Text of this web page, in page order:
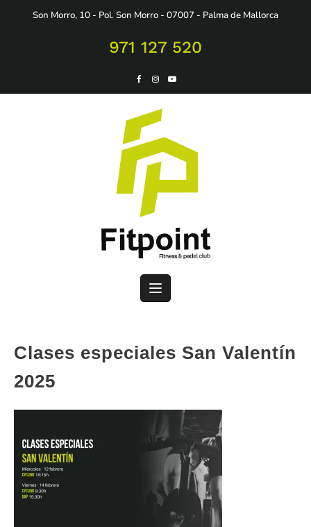
Son Morro, 10 - Pol. Son Morro - 07007 - Palma de Mallorca
971 127 520
Clases especiales San Valentín
2025